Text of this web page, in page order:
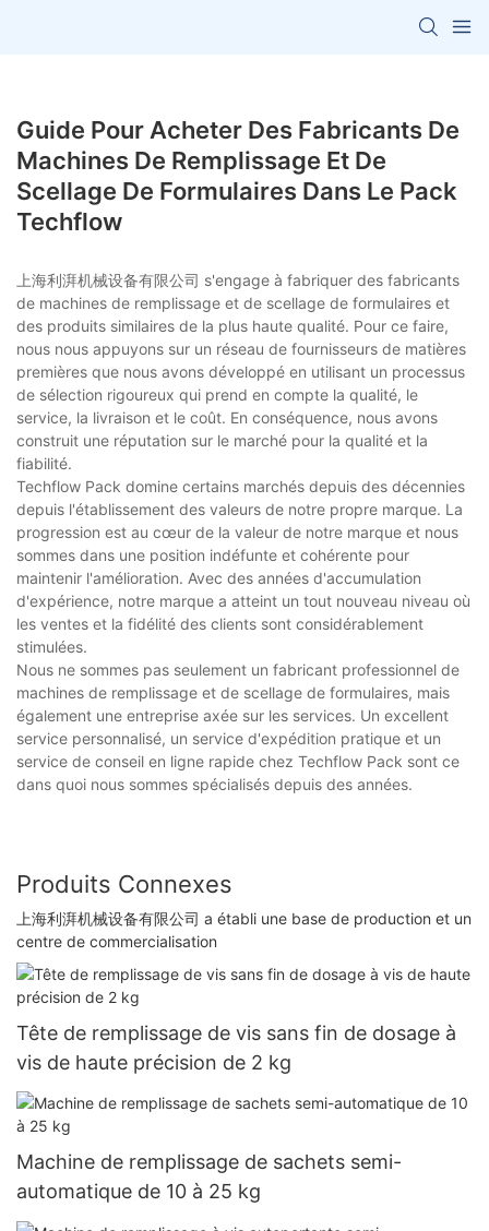
Guide Pour Acheter Des Fabricants De
Machines De Remplissage Et De
Scellage De Formulaires Dans Le Pack
Techflow
上海利湃机械设备有限公司 s'engage à fabriquer des fabricants
de machines de remplissage et de scellage de formulaires et
des produits similaires de la plus haute qualité. Pour ce faire,
nous nous appuyons sur un réseau de fournisseurs de matières
premières que nous avons développé en utilisant un processus
de sélection rigoureux qui prend en compte la qualité, le
service, la livraison et le coût. En conséquence, nous avons
construit une réputation sur le marché pour la qualité et la
fiabilité.
Techflow Pack domine certains marchés depuis des décennies
depuis l'établissement des valeurs de notre propre marque. La
progression est au cœur de la valeur de notre marque et nous
sommes dans une position indéfunte et cohérente pour
maintenir l'amélioration. Avec des années d'accumulation
d'expérience, notre marque a atteint un tout nouveau niveau où
les ventes et la fidélité des clients sont considérablement
stimulées.
Nous ne sommes pas seulement un fabricant professionnel de
machines de remplissage et de scellage de formulaires, mais
également une entreprise axée sur les services. Un excellent
service personnalisé, un service d'expédition pratique et un
service de conseil en ligne rapide chez Techflow Pack sont ce
dans quoi nous sommes spécialisés depuis des années.
Produits Connexes
上海利湃机械设备有限公司 a établi une base de production et un
centre de commercialisation
Tête de remplissage de vis sans fin de dosage à
vis de haute précision de 2 kg
Machine de remplissage de sachets semi-
automatique de 10 à 25 kg